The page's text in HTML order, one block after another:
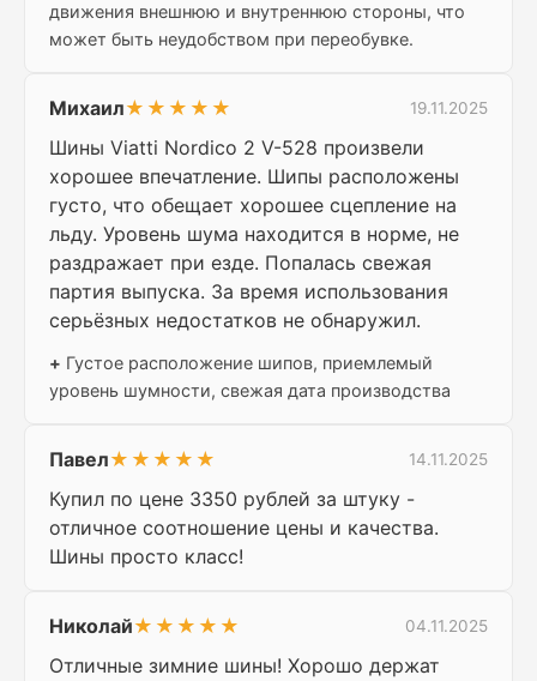
движения внешнюю и внутреннюю стороны, что
может быть неудобством при переобувке.
Михаил★★★★★ 19.11.2025
Шины Viatti Nordico 2 V-528 произвели
хорошее впечатление. Шипы расположены
густо, что обещает хорошее сцепление на
льду. Уровень шума находится в норме, не
раздражает при езде. Попалась свежая
партия выпуска. За время использования
серьёзных недостатков не обнаружил.
+ Густое расположение шипов, приемлемый
уровень шумности, свежая дата производства
Павел★★★★★ 14.11.2025
Купил по цене 3350 рублей за штуку -
отличное соотношение цены и качества.
Шины просто класс!
Николай★★★★★ 04.11.2025
Отличные зимние шины! Хорошо держат